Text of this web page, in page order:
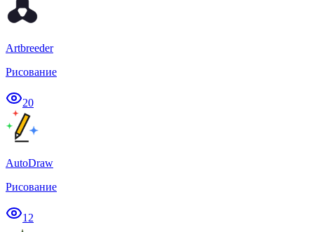
Artbreeder
Рисование
20
AutoDraw
Рисование
12